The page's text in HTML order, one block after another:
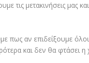
τις μετακινήσεις μας
αν επιδείξουμε όλοι
και δεν θα φτάσει η